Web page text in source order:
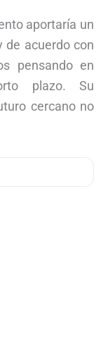
aportaría un
de acuerdo con
pensando en
plazo. Su
cercano no